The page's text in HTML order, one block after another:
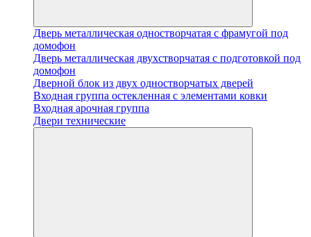
Дверь металлическая одностворчатая с фрамугой под
домофон
Дверь металлическая двухстворчатая с подготовкой под
домофон
Дверной блок из двух одностворчатых дверей
Входная группа остекленная с элементами ковки
Входная арочная группа
Двери технические